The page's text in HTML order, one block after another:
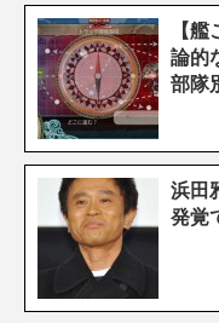
【
論的
部隊
浜田
発覚